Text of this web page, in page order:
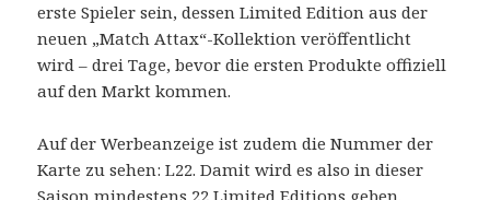
erste Spieler sein, dessen Limited Edition aus der
neuen „Match Attax“-Kollektion veröffentlicht
wird – drei Tage, bevor die ersten Produkte offiziell
auf den Markt kommen.
Auf der Werbeanzeige ist zudem die Nummer der
Karte zu sehen: L22. Damit wird es also in dieser